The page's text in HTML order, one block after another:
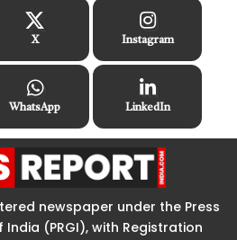
X Instagram
WhatsApp LinkedIn
newspaper under the Press
(PRGI), with Registration